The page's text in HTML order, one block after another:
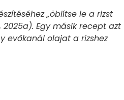
„öblítse le a rizst
2025a). Egy másik recept azt
evőkanál olajat a rizshez